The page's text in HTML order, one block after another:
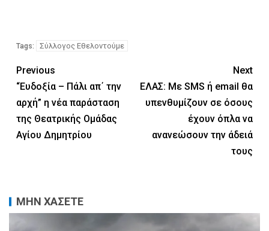
Tags: Σύλλογος Εθελοντούμε
Previous
“Ευδοξία – Πάλι απ΄ την
αρχή” η νέα παράσταση
της Θεατρικής Ομάδας
Αγίου Δημητρίου
Next
ΕΛΑΣ: Με SMS ή email θα
υπενθυμίζουν σε όσους
έχουν όπλα να
ανανεώσουν την άδειά
τους
ΜΗΝ ΧΑΣΕΤΕ